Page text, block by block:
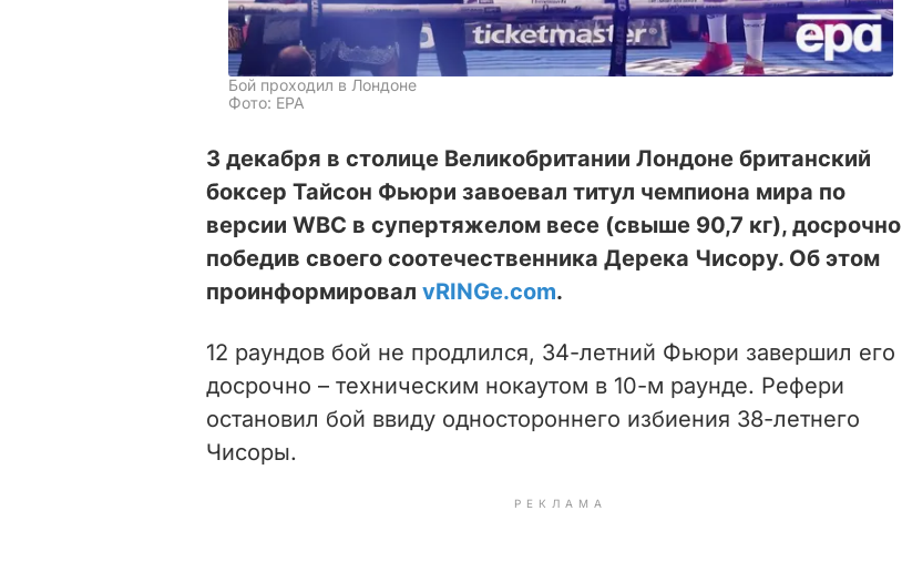
Бой проходил в Лондоне
Фото: ЕРА
3 декабря в столице Великобритании Лондоне британский
боксер Тайсон Фьюри завоевал титул чемпиона мира по
версии WBC в супертяжелом весе (свыше 90,7 кг), досрочно
победив своего соотечественника Дерека Чисору. Об этом
проинформировал vRINGe.com.
12 раундов бой не продлился, 34-летний Фьюри завершил его
досрочно – техническим нокаутом в 10-м раунде. Рефери
остановил бой ввиду одностороннего избиения 38-летнего
Чисоры.
РЕКЛАМА